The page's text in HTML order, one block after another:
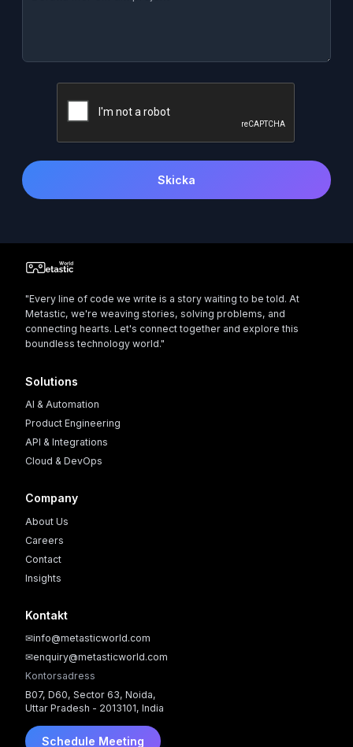
Skicka
"Every line of code we write is a story waiting to be told. At
Metastic, we're weaving stories, solving problems, and
connecting hearts. Let's connect together and explore this
boundless technology world."
Solutions
AI & Automation
Product Engineering
API & Integrations
Cloud & DevOps
Company
About Us
Careers
Contact
Insights
Kontakt
✉info@metasticworld.com
✉enquiry@metasticworld.com
Kontorsadress
B07, D60, Sector 63, Noida,
Uttar Pradesh - 2013101, India
Schedule Meeting